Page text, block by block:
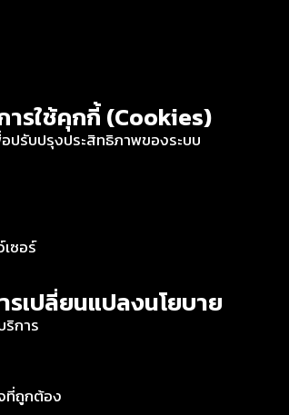
ารใช้คุกกี้ (Cookies)
อปรับปรุงประสิทธิภาพของระบบ
ซอร์
รเปลี่ยนแปลงนโยบาย
ริการ
ที่ถูกต้อง